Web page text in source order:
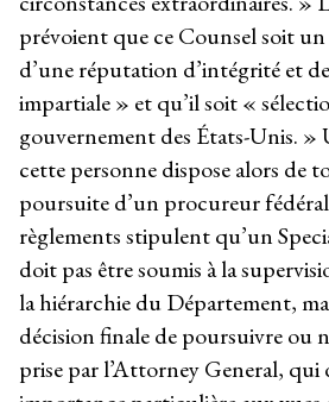
prévoient que ce Counsel soit
d’une réputation d’intégrité et
impartiale » et qu’il soit «
gouvernement des États-Unis. »
cette personne dispose alors de
poursuite d’un procureur
règlements stipulent qu’un
doit pas être soumis à la
la hiérarchie du Département,
décision finale de poursuivre ou
prise par l’Attorney General,